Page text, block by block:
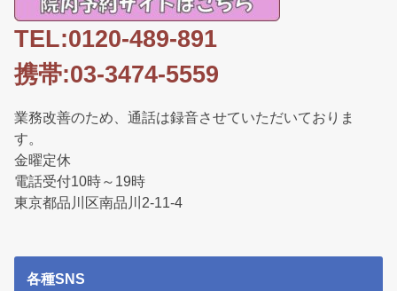
TEL:0120-489-891
携帯:03-3474-5559
業務改善のため、通話は録音させていただいておりま
す。
金曜定休
電話受付10時～19時
東京都品川区南品川2-11-4
各種SNS